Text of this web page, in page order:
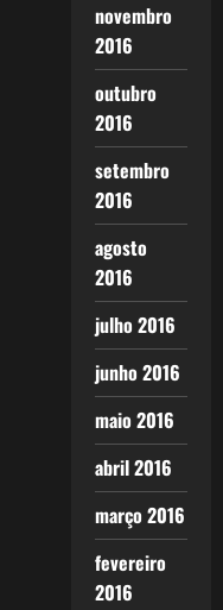
novembro
2016
outubro
2016
setembro
2016
agosto
2016
julho 2016
junho 2016
maio 2016
abril 2016
março 2016
fevereiro
2016